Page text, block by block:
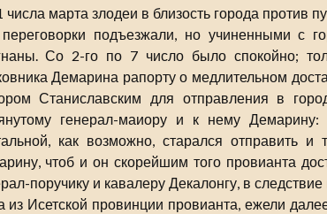
числа марта злодеи в близость города против
подъезжали, но учиненными с
Со 2-го по 7 число было спокойно;
Демарина рапорту о медлительном
Станиславским для отправления в
генерал-маиору и к нему
как возможно, старался отправить
чтоб и он скорейшим того провианта
поручику и кавалеру Декалонгу, в
из Исетской провинции провианта, ежели